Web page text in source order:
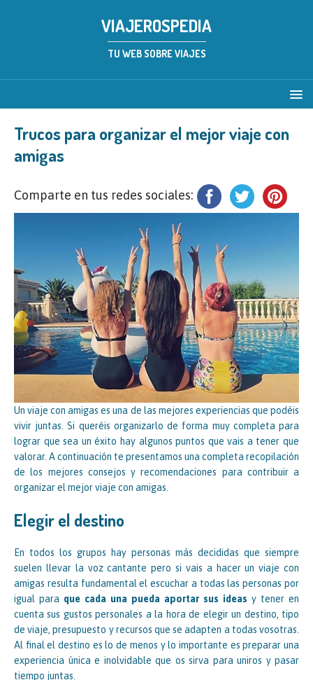
VIAJEROSPEDIA
TU WEB SOBRE VIAJES
Trucos para organizar el mejor viaje con
amigas
Comparte en tus redes sociales:
Un viaje con amigas es una de las mejores experiencias que podéis
vivir juntas. Si queréis organizarlo de forma muy completa para
lograr que sea un éxito hay algunos puntos que vais a tener que
valorar. A continuación te presentamos una completa recopilación
de los mejores consejos y recomendaciones para contribuir a
organizar el mejor viaje con amigas.
Elegir el destino
En todos los grupos hay personas más decididas que siempre
suelen llevar la voz cantante pero si vais a hacer un viaje con
amigas resulta fundamental el escuchar a todas las personas por
igual para que cada una pueda aportar sus ideas y tener en
cuenta sus gustos personales a la hora de elegir un destino, tipo
de viaje, presupuesto y recursos que se adapten a todas vosotras.
Al final el destino es lo de menos y lo importante es preparar una
experiencia única e inolvidable que os sirva para uniros y pasar
tiempo juntas.